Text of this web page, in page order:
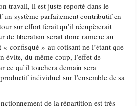
travail, il est juste reporté dans le
système parfaitement contributif en
sur effort ferait qu’il récupèrerait
de libération serait donc ramené au
confisqué » au cotisant ne l’étant que
évite, du même coup, l’effet de
ce qu’il touchera demain sera
individuel sur l’ensemble de sa
de la répartition est très